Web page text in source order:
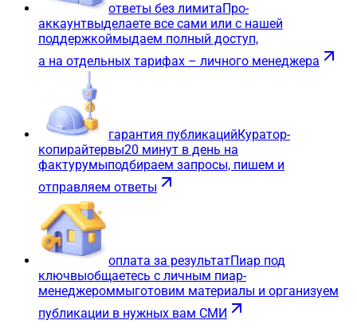
ответы без лимитаПро-
аккаунтвыделаете все сами или с нашей
поддержкоймыдаем полный доступ,
а на отдельных тарифах – личного менеджера
гарантия публикацийКуратор-
копирайтервы20 минут в день на
фактурумыподбираем запросы, пишем и
отправляем ответы
оплата за результатПиар под
ключвыобщаетесь с личным пиар-
менеджероммыготовим материалы и организуем
публикации в нужных вам СМИ